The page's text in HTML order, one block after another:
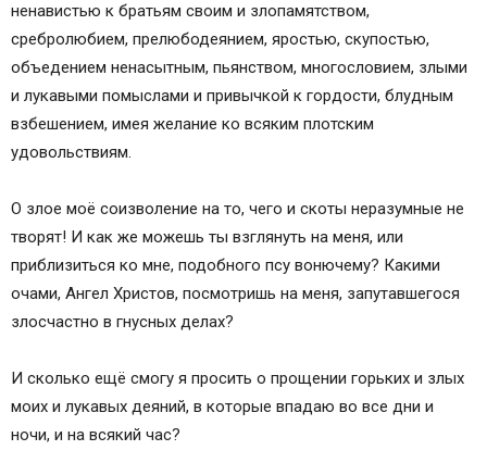
ненавистью к братьям своим и злопамятством,
сребролюбием, прелюбодеянием, яростью, скупостью,
объедением ненасытным, пьянством, многословием, злыми
и лукавыми помыслами и привычкой к гордости, блудным
взбешением, имея желание ко всяким плотским
удовольствиям.
О злое моё соизволение на то, чего и скоты неразумные не
творят! И как же можешь ты взглянуть на меня, или
приблизиться ко мне, подобного псу вонючему? Какими
очами, Ангел Христов, посмотришь на меня, запутавшегося
злосчастно в гнусных делах?
И сколько ещё смогу я просить о прощении горьких и злых
моих и лукавых деяний, в которые впадаю во все дни и
ночи, и на всякий час?